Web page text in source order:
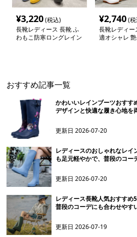
¥3,220(税込)
長靴レディース 長靴 ふ
わもこ防寒ロングレイン
¥2,740(
長靴レディー
適オシャレ
おすすめ記事一覧
かわいいレインブーツおすす
デザインと快適な履き心地を
更新日2026-07-20
レディースのおしゃれなレイ
も足元軽やかで、普段のコー
更新日2026-07-20
レディース長靴人気おすすめ
普段のコーデにも合わせやす
更新日2026-07-19